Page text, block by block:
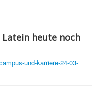
heute noch
und-karriere-24-03-